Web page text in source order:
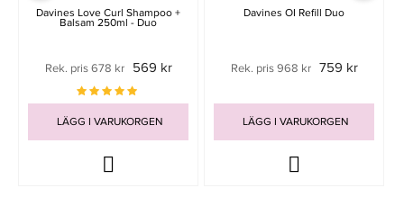
Davines Love Curl Shampoo +
Balsam 250ml - Duo
Rek. pris 678 kr 569 kr
LÄGG I VARUKORGEN
Davines OI Refill Duo
Rek. pris 968 kr 759 kr
LÄGG I VARUKORGEN